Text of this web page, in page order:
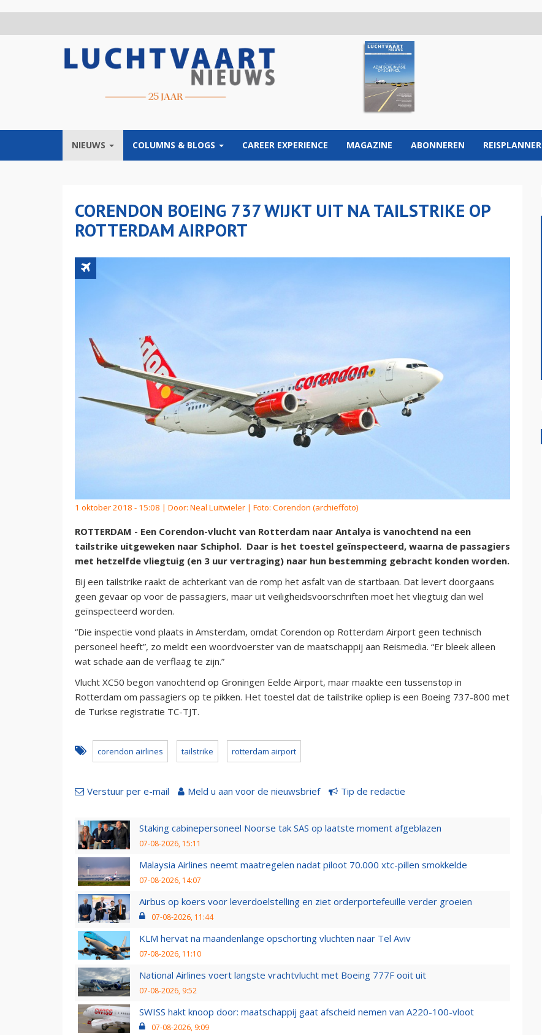
NIEUWS COLUMNS & BLOGS CAREER EXPERIENCE MAGAZINE ABONNEREN REISPLANNER
CORENDON BOEING 737 WIJKT UIT NA TAILSTRIKE OP
ROTTERDAM AIRPORT
1 oktober 2018 - 15:08 | Door: Neal Luitwieler | Foto: Corendon (archieffoto)
ROTTERDAM - Een Corendon-vlucht van Rotterdam naar Antalya is vanochtend na een
tailstrike uitgeweken naar Schiphol. Daar is het toestel geïnspecteerd, waarna de passagiers
met hetzelfde vliegtuig (en 3 uur vertraging) naar hun bestemming gebracht konden worden.
Bij een tailstrike raakt de achterkant van de romp het asfalt van de startbaan. Dat levert doorgaans
geen gevaar op voor de passagiers, maar uit veiligheidsvoorschriften moet het vliegtuig dan wel
geïnspecteerd worden.
“Die inspectie vond plaats in Amsterdam, omdat Corendon op Rotterdam Airport geen technisch
personeel heeft”, zo meldt een woordvoerster van de maatschappij aan Reismedia. “Er bleek alleen
wat schade aan de verflaag te zijn.”
Vlucht XC50 begon vanochtend op Groningen Eelde Airport, maar maakte een tussenstop in
Rotterdam om passagiers op te pikken. Het toestel dat de tailstrike opliep is een Boeing 737-800 met
de Turkse registratie TC-TJT.
corendon airlines tailstrike rotterdam airport
Verstuur per e-mail Meld u aan voor de nieuwsbrief Tip de redactie
Staking cabinepersoneel Noorse tak SAS op laatste moment afgeblazen
07-08-2026, 15:11
Malaysia Airlines neemt maatregelen nadat piloot 70.000 xtc-pillen smokkelde
07-08-2026, 14:07
Airbus op koers voor leverdoelstelling en ziet orderportefeuille verder groeien
07-08-2026, 11:44
KLM hervat na maandenlange opschorting vluchten naar Tel Aviv
07-08-2026, 11:10
National Airlines voert langste vrachtvlucht met Boeing 777F ooit uit
07-08-2026, 9:52
SWISS hakt knoop door: maatschappij gaat afscheid nemen van A220-100-vloot
07-08-2026, 9:09